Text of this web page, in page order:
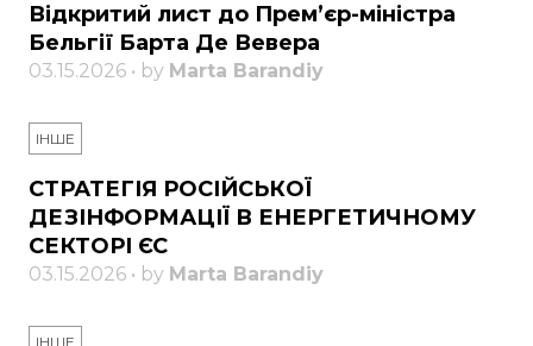
Відкритий лист до Прем’єр-міністра
Бельгії Барта Де Вевера
03.15.2026 • by Marta Barandiy
ІНШЕ
СТРАТЕГІЯ РОСІЙСЬКОЇ
ДЕЗІНФОРМАЦІЇ В ЕНЕРГЕТИЧНОМУ
СЕКТОРІ ЄС
03.15.2026 • by Marta Barandiy
ІНШЕ